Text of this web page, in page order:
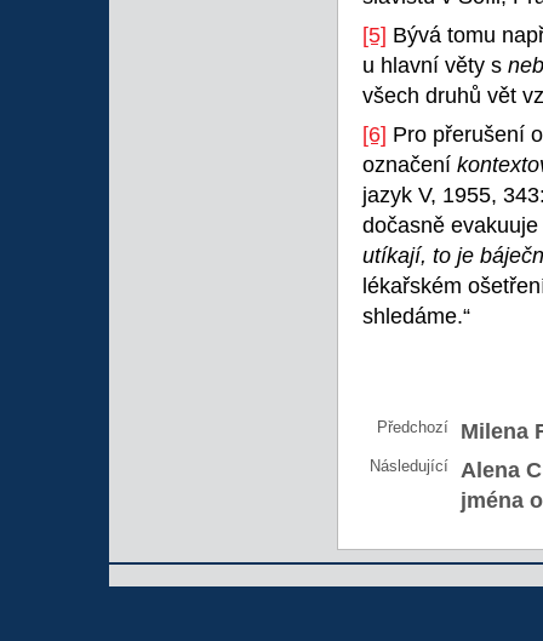
[5] Bývá tomu
u hlavní věty s
všech druhů vět
[6] Pro přerušení
označení
jazyk V, 1955,
dočasně
utíkají, to je
lékařském
shledáme.“
Předchozí Milena
Následující
Alena
jména